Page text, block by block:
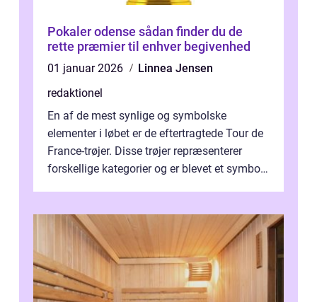
Pokaler odense sådan finder du de
rette præmier til enhver begivenhed
01 januar 2026
Linnea Jensen
redaktionel
En af de mest synlige og symbolske
elementer i løbet er de eftertragtede Tour de
France-trøjer. Disse trøjer repræsenterer
forskellige kategorier og er blevet et symbol